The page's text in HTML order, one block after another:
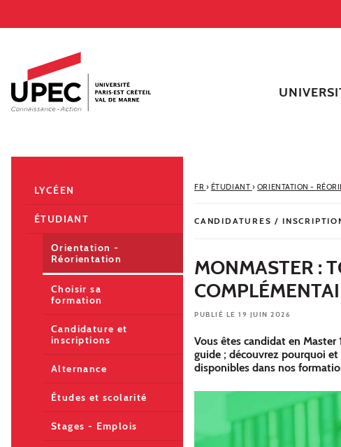
Accès directs
Recherche
Navigation secondaire
FR › ÉTUDIANT › ORIENTATION -
CANDIDATURES /
MONMASTER :
PUBLIÉ LE 19 JUIN 2026
Vous êtes candidat en Master
guide ; découvrez pourquoi
disponibles dans nos
LYCÉEN
ÉTUDIANT
Orientation -
Réorientation
Choisir sa
formation
Candidature et
inscriptions
Alternance
Études et scolarité
Stages - Emplois